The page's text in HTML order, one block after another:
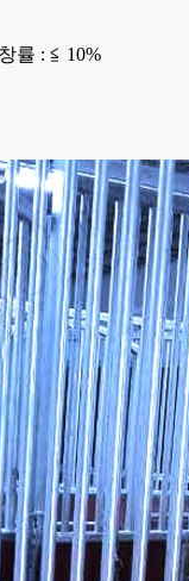
률 : ≦ 10%